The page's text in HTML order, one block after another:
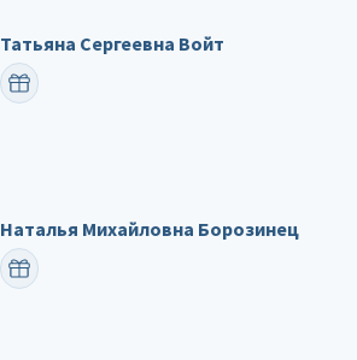
Татьяна Сергеевна Войт
ПОЗДРАВИТЬ
Наталья Михайловна Борозинец
ПОЗДРАВИТЬ